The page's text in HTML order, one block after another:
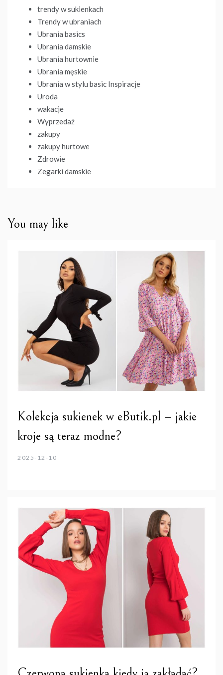
trendy w sukienkach
Trendy w ubraniach
Ubrania basics
Ubrania damskie
Ubrania hurtownie
Ubrania męskie
Ubrania w stylu basic Inspiracje
Uroda
wakacje
Wyprzedaż
zakupy
zakupy hurtowe
Zdrowie
Zegarki damskie
You may like
Kolekcja sukienek w eButik.pl – jakie
kroje są teraz modne?
2025-12-10